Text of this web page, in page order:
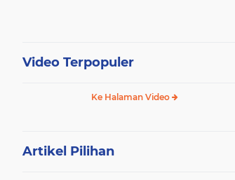
Video Terpopuler
Ke Halaman Video
Artikel Pilihan